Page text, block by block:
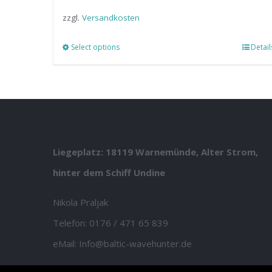
zzgl. Versandkosten
Select options
Liegeplatz: 18119 Warnemünde, Alter Strom,
hinter dem Schiff Undine
Nikola Praljak
Telefon: 0176 / 471 65 839
eMail: Info@baltic-wavehunter.de